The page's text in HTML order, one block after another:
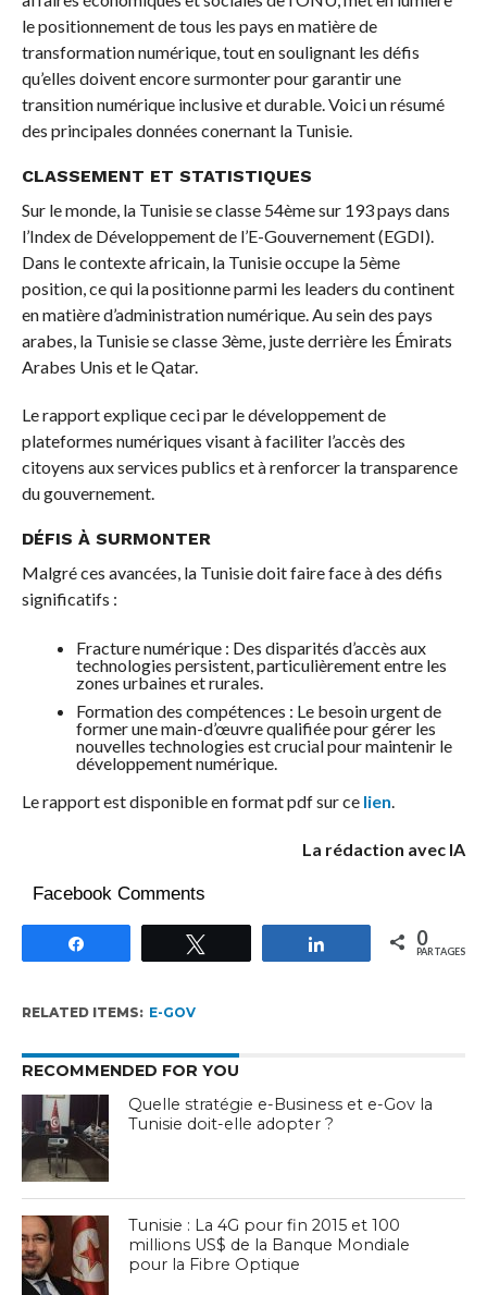
le positionnement de tous les pays en matière de
transformation numérique, tout en soulignant les défis
qu’elles doivent encore surmonter pour garantir une
transition numérique inclusive et durable. Voici un résumé
des principales données conernant la Tunisie.
CLASSEMENT ET STATISTIQUES
Sur le monde, la Tunisie se classe 54ème sur 193 pays dans
l’Index de Développement de l’E-Gouvernement (EGDI).
Dans le contexte africain, la Tunisie occupe la 5ème
position, ce qui la positionne parmi les leaders du continent
en matière d’administration numérique. Au sein des pays
arabes, la Tunisie se classe 3ème, juste derrière les Émirats
Arabes Unis et le Qatar.
Le rapport explique ceci par le développement de
plateformes numériques visant à faciliter l’accès des
citoyens aux services publics et à renforcer la transparence
du gouvernement.
DÉFIS À SURMONTER
Malgré ces avancées, la Tunisie doit faire face à des défis
significatifs :
Fracture numérique : Des disparités d’accès aux
technologies persistent, particulièrement entre les
zones urbaines et rurales.
Formation des compétences : Le besoin urgent de
former une main-d’œuvre qualifiée pour gérer les
nouvelles technologies est crucial pour maintenir le
développement numérique.
Le rapport est disponible en format pdf sur ce lien
La rédaction avec IA
Facebook Comments
Partagez 0
PARTAGES
RELATED ITEMS: E-GOV
RECOMMENDED FOR YOU
Quelle stratégie e-Business et e-Gov la
Tunisie doit-elle adopter ?
Tunisie : La 4G pour fin 2015 et 100
millions US$ de la Banque Mondiale
pour la Fibre Optique